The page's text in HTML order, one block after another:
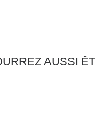
AUSSI